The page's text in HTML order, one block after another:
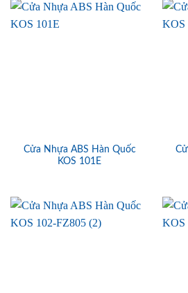
Cửa Nhựa ABS Hàn Quốc
KOS 101E